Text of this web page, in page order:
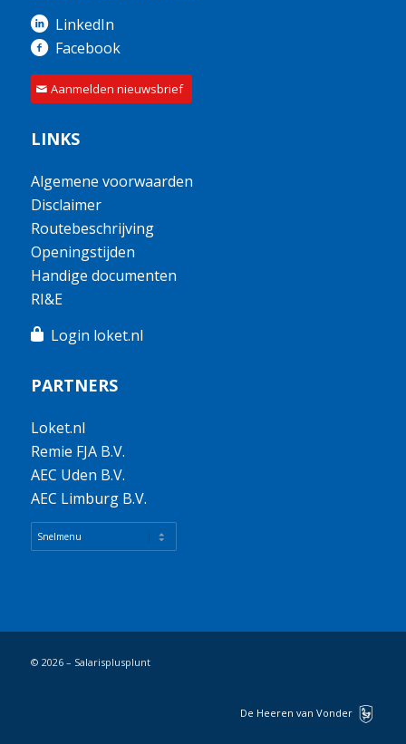
LinkedIn
Facebook
Aanmelden nieuwsbrief
LINKS
Algemene voorwaarden
Disclaimer
Routebeschrijving
Openingstijden
Handige documenten
RI&E
Login loket.nl
PARTNERS
Loket.nl
Remie FJA B.V.
AEC Uden B.V.
AEC Limburg B.V.
© 2026 – Salarisplusplunt
De Heeren van Vonder